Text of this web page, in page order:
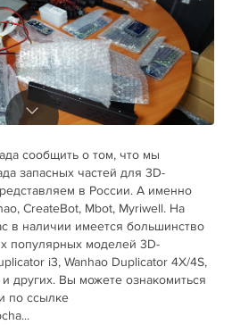
сообщить о том, что мы
запасных частей для 3D-
в России. А именно
CreateBot, Mbot, Myriwell. На
в наличии имеется большинство
популярных моделей 3D-
i3, Wanhao Duplicator 4X/4S,
других. Вы можете ознакомиться
по ссылке